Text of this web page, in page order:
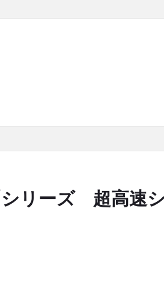
リーズ 超高速
ュレーションが実現する世界」を掲載